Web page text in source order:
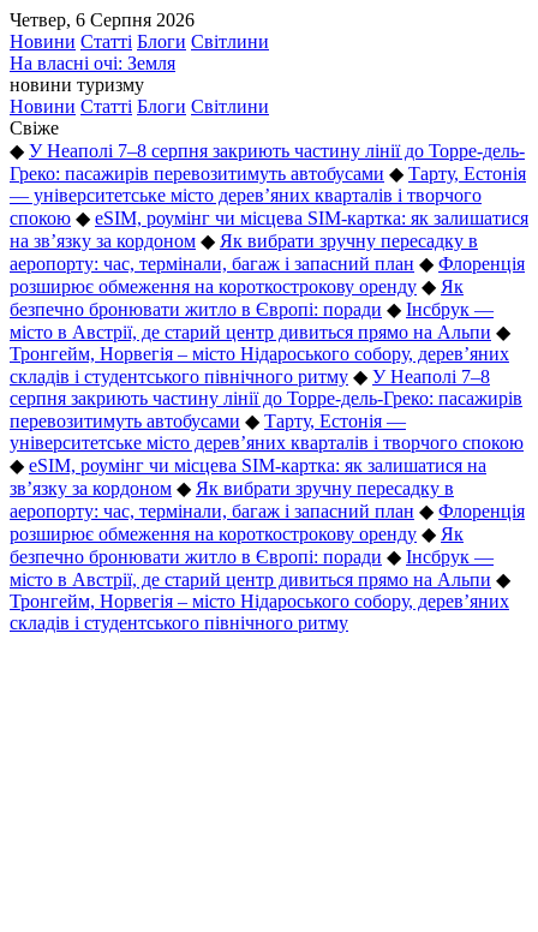
Четвер, 6 Серпня 2026
Новини Статті Блоги Світлини
На власні очі: Земля
новини туризму
Новини Статті Блоги Світлини
Свіже
◆ У Неаполі 7–8 серпня закриють частину лінії до Торре-дель-
Греко: пасажирів перевозитимуть автобусами ◆ Тарту, Естонія
— університетське місто дерев’яних кварталів і творчого
спокою ◆ eSIM, роумінг чи місцева SIM-картка: як залишатися
на зв’язку за кордоном ◆ Як вибрати зручну пересадку в
аеропорту: час, термінали, багаж і запасний план ◆ Флоренція
розширює обмеження на короткострокову оренду ◆ Як
безпечно бронювати житло в Європі: поради ◆ Інсбрук —
місто в Австрії, де старий центр дивиться прямо на Альпи ◆
Тронгейм, Норвегія – місто Нідароського собору, дерев’яних
складів і студентського північного ритму ◆ У Неаполі 7–8
серпня закриють частину лінії до Торре-дель-Греко: пасажирів
перевозитимуть автобусами ◆ Тарту, Естонія —
університетське місто дерев’яних кварталів і творчого спокою
◆ eSIM, роумінг чи місцева SIM-картка: як залишатися на
зв’язку за кордоном ◆ Як вибрати зручну пересадку в
аеропорту: час, термінали, багаж і запасний план ◆ Флоренція
розширює обмеження на короткострокову оренду ◆ Як
безпечно бронювати житло в Європі: поради ◆ Інсбрук —
місто в Австрії, де старий центр дивиться прямо на Альпи ◆
Тронгейм, Норвегія – місто Нідароського собору, дерев’яних
складів і студентського північного ритму